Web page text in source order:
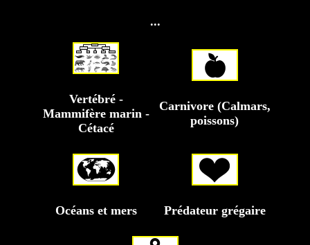
...
Vertébré -
Mammifère marin -
Cétacé
Carnivore (Calmars,
poissons)
Océans et mers Prédateur grégaire